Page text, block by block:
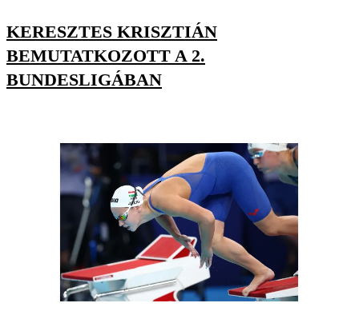
KERESZTES KRISZTIÁN
BEMUTATKOZOTT A 2.
BUNDESLIGÁBAN